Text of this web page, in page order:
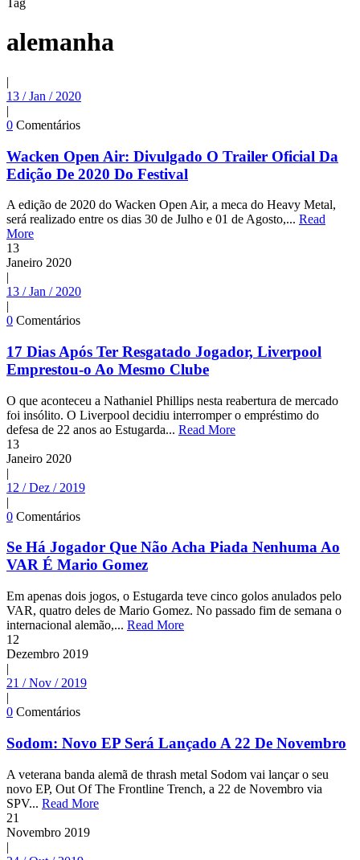
Tag
alemanha
|
13 / Jan / 2020
|
0 Comentários
Wacken Open Air: Divulgado O Trailer Oficial Da
Edição De 2020 Do Festival
A edição de 2020 do Wacken Open Air, a meca do Heavy Metal,
será realizado entre os dias 30 de Julho e 01 de Agosto,... Read
More
13
Janeiro 2020
|
13 / Jan / 2020
|
0 Comentários
17 Dias Após Ter Resgatado Jogador, Liverpool
Emprestou-o Ao Mesmo Clube
O que aconteceu a Nathaniel Phillips nesta reabertura de mercado
foi insólito. O Liverpool decidiu interromper o empréstimo do
defesa de 22 anos ao Estugarda... Read More
13
Janeiro 2020
|
12 / Dez / 2019
|
0 Comentários
Se Há Jogador Que Não Acha Piada Nenhuma Ao
VAR É Mario Gomez
Em apenas dois jogos, o Estugarda teve cinco golos anulados pelo
VAR, quatro deles de Mario Gomez. No passado fim de semana o
internacional alemão,... Read More
12
Dezembro 2019
|
21 / Nov / 2019
|
0 Comentários
Sodom: Novo EP Será Lançado A 22 De Novembro
A veterana banda alemã de thrash metal Sodom vai lançar o seu
novo EP, Out Of The Frontline Trench, a 22 de Novembro via
SPV... Read More
21
Novembro 2019
|